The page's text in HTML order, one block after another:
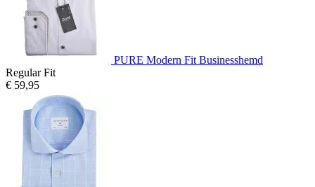
PURE Modern Fit Businesshemd
Regular Fit
€ 59,95